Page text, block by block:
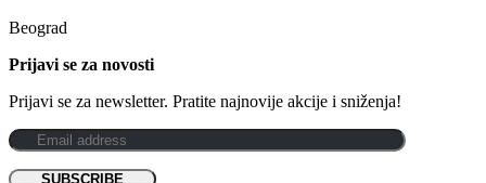
Beograd
Prijavi se za novosti
Prijavi se za newsletter. Pratite najnovije akcije i sniženja!